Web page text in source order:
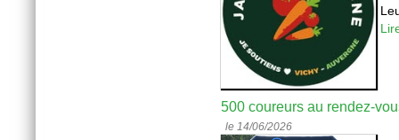
500 coureurs au rendez-
le 14/06/2026